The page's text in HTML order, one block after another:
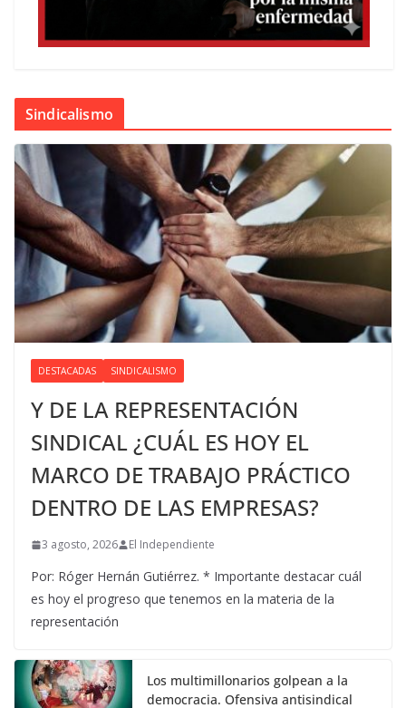
Sindicalismo
DESTACADAS SINDICALISMO
Y DE LA REPRESENTACIÓN
SINDICAL ¿CUÁL ES HOY EL
MARCO DE TRABAJO PRÁCTICO
DENTRO DE LAS EMPRESAS?
3 agosto, 2026 El Independiente
Por: Róger Hernán Gutiérrez. * Importante destacar cuál
es hoy el progreso que tenemos en la materia de la
representación
Los multimillonarios golpean a la
democracia. Ofensiva antisindical